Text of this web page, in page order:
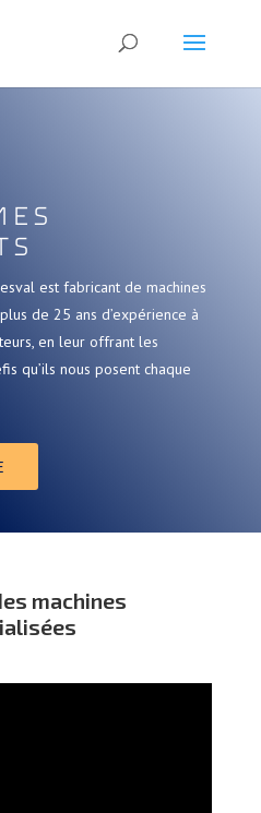
est fabricant de machines
de 25 ans d’expérience à
en leur offrant les
qu’ils nous posent chaque
machines